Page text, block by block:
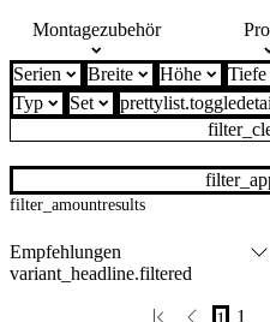
Montagezubehör
Serien Breite Höhe Tiefe
Typ
Set
filter_amountresults
variant_headline.filtered